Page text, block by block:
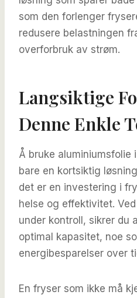
som den forlenger
redusere belastningen
overforbruk av strøm.
Langsiktige
Denne Enkle
Å bruke aluminiumsfolie
bare en kortsiktig
det er en investering i
helse og effektivitet.
under kontroll, sikrer du
optimal kapasitet, noe
energibesparelser over
En fryser som ikke må